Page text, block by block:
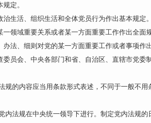
定。
生活、组织生活和全体党员行为作出基本规定
领域重要关系或者某一方面重要工作作出全面
法、细则对党的某一方面重要工作或者事项作
会、中央各部门和省、自治区、直辖市党委
的内容应当用条款形式表述，不同于一般不用
法规在中央统一领导下进行。制定党内法规的